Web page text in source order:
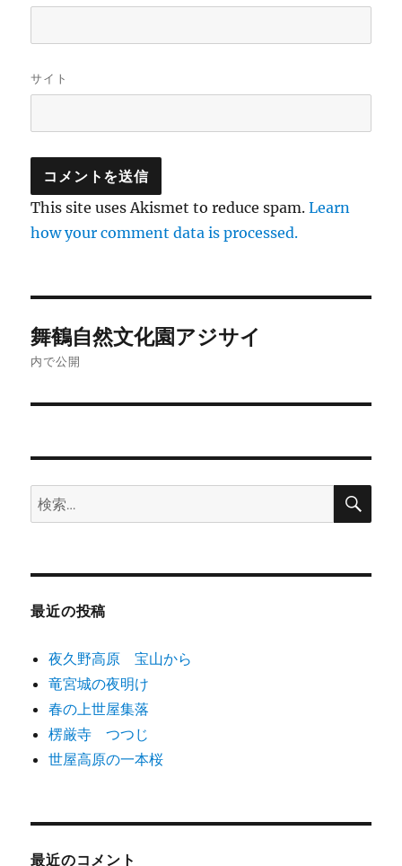
サイト
This site uses Akismet to reduce spam.Learn
how your comment data is processed.
稿
ゲ
ー
ョ
ン
舞鶴自然文化園アジサイ
内で公開
検
索:
検
最近の投稿
夜久野高原 宝山から
竜宮城の夜明け
春の上世屋集落
楞厳寺 つつじ
世屋高原の一本桜
最近のコメント